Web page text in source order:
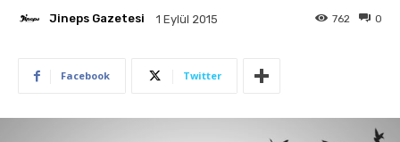
Jineps Gazetesi 1 Eylül 2015 0
762
Facebook Twitter